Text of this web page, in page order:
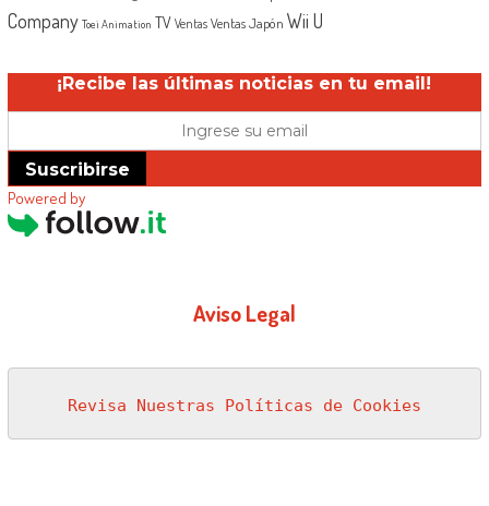
Company Toei Animation TV Ventas Ventas Japón Wii U
¡Recibe las últimas noticias en tu email!
Suscribirse
Powered by
Aviso Legal
Revisa Nuestras Políticas de Cookies